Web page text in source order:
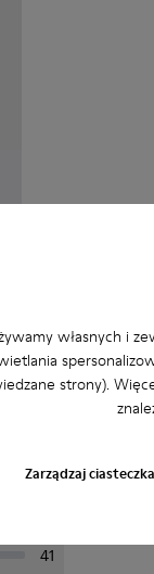
własnych i
strony).
Zarządzaj
przefiltrować opinie.
223
41